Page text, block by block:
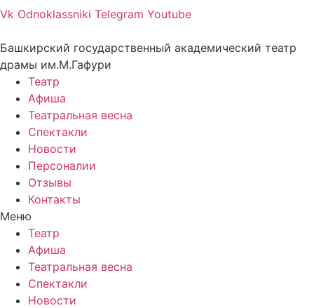
Vk Odnoklassniki Telegram Youtube
Башкирский государственный академический театр
драмы им.М.Гафури
Театр
Афиша
Театральная весна
Спектакли
Новости
Персоналии
Отзывы
Контакты
Меню
Театр
Афиша
Театральная весна
Спектакли
Новости